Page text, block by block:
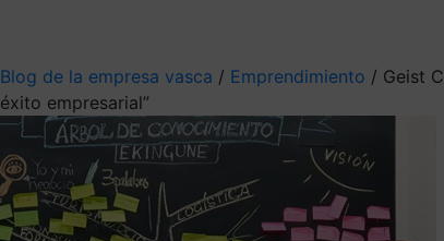
Blog de la empresa vasca / Emprendimiento / Geist
éxito empresarial”